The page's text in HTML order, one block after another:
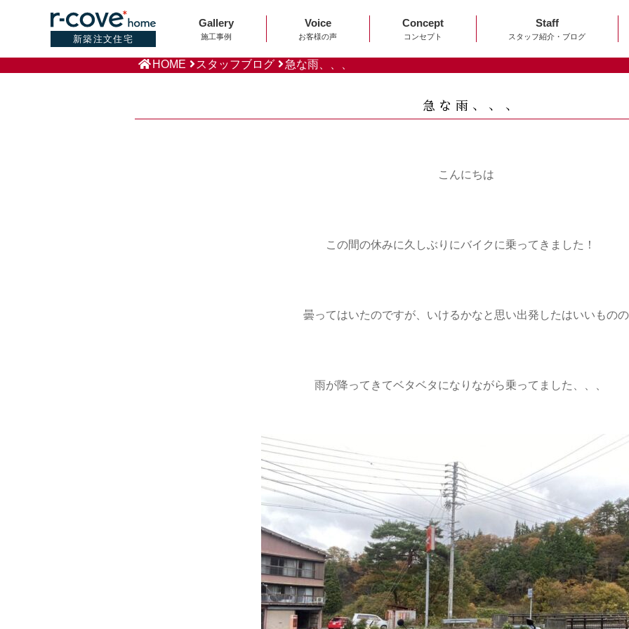
新築注文住宅
Gallery
施工事例
Voice
お客様の声
Concept
コンセプト
Staff
スタッフ紹介・ブログ
HOME スタッフブログ 急な雨、、、
急な雨、、、
こんにちは
この間の休みに久しぶりにバイクに乗ってきました！
曇ってはいたのですが、いけるかなと思い出発したはいいものの
雨が降ってきてベタベタになりながら乗ってました、、、